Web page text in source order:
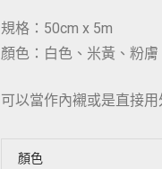
圍：
到
規格：50cm x 5m
顏色：白色、米黃、粉
可以當作內襯或是直接
顏色